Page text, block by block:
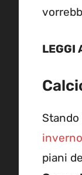
LEGGI
Stando
piani